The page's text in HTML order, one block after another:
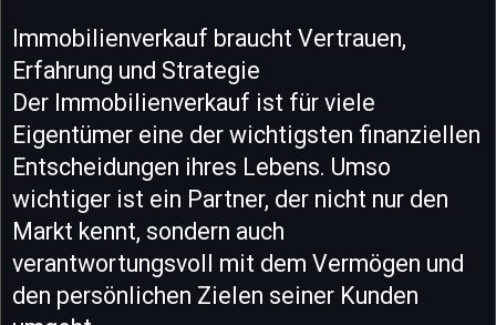
Immobilienverkauf braucht Vertrauen,
Erfahrung und Strategie
Der Immobilienverkauf ist für viele
Eigentümer eine der wichtigsten finanziellen
Entscheidungen ihres Lebens. Umso
wichtiger ist ein Partner, der nicht nur den
Markt kennt, sondern auch
verantwortungsvoll mit dem Vermögen und
den persönlichen Zielen seiner Kunden